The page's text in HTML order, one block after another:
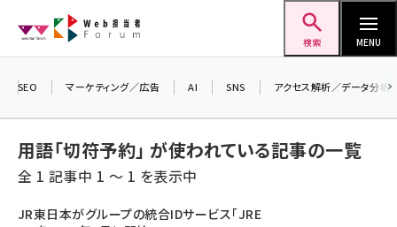
ン
検索 MENU
SEO マーケティング／広告 AI SNS アクセス解析／データ分析
用語「切符予約」 が使われている記事の一覧
全 1 記事中 1 ～ 1 を表示中
JR東日本がグループの統合IDサービス「JRE